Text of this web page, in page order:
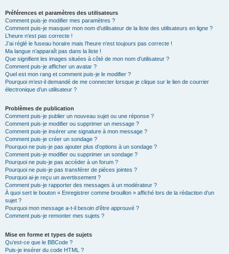
Préférences et paramètres des utilisateurs
Comment puis-je modifier mes paramètres ?
Comment puis-je masquer mon nom d’utilisateur de la liste des utilisateurs en ligne ?
L’heure n’est pas correcte !
J’ai réglé le fuseau horaire mais l’heure n’est toujours pas correcte !
Ma langue n’apparaît pas dans la liste !
Que signifient les images situées à côté de mon nom d’utilisateur ?
Comment puis-je afficher un avatar ?
Quel est mon rang et comment puis-je le modifier ?
Pourquoi m’est-il demandé de me connecter lorsque je clique sur le lien de courrier
électronique d’un utilisateur ?
Problèmes de publication
Comment puis-je publier un nouveau sujet ou une réponse ?
Comment puis-je modifier ou supprimer un message ?
Comment puis-je insérer une signature à mon message ?
Comment puis-je créer un sondage ?
Pourquoi ne puis-je pas ajouter plus d’options à un sondage ?
Comment puis-je modifier ou supprimer un sondage ?
Pourquoi ne puis-je pas accéder à un forum ?
Pourquoi ne puis-je pas transférer de pièces jointes ?
Pourquoi ai-je reçu un avertissement ?
Comment puis-je rapporter des messages à un modérateur ?
À quoi sert le bouton « Enregistrer comme brouillon » affiché lors de la rédaction d’un
sujet ?
Pourquoi mon message a-t-il besoin d’être approuvé ?
Comment puis-je remonter mes sujets ?
Mise en forme et types de sujets
Qu’est-ce que le BBCode ?
Puis-je insérer du code HTML ?